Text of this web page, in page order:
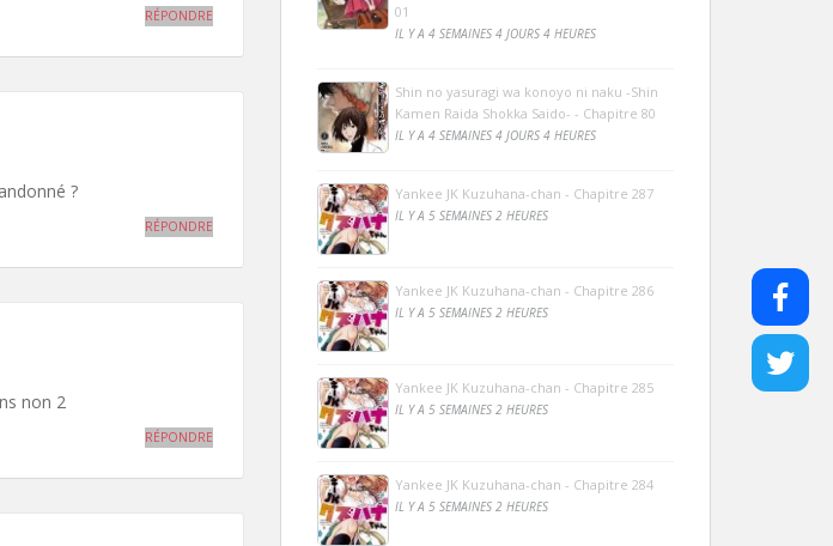
RÉPONDRE
?
RÉPONDRE
non 2
RÉPONDRE
01
IL Y A 4 SEMAINES 4 JOURS 4 HEURES
Shin no yasuragi wa konoyo ni naku -Shin
Kamen Raida Shokka Saido- - Chapitre 80
IL Y A 4 SEMAINES 4 JOURS 4 HEURES
Yankee JK Kuzuhana-chan - Chapitre 287
IL Y A 5 SEMAINES 2 HEURES
Yankee JK Kuzuhana-chan - Chapitre 286
IL Y A 5 SEMAINES 2 HEURES
Yankee JK Kuzuhana-chan - Chapitre 285
IL Y A 5 SEMAINES 2 HEURES
Yankee JK Kuzuhana-chan - Chapitre 284
IL Y A 5 SEMAINES 2 HEURES